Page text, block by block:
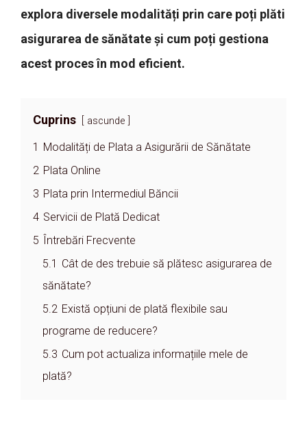
explora diversele modalități prin care poți plăti
asigurarea de sănătate și cum poți gestiona
acest proces în mod eficient.
Cuprins ascunde
1
Modalități de Plata a Asigurării de Sănătate
2 Plata Online
3 Plata prin Intermediul Băncii
4 Servicii de Plată Dedicat
5
Întrebări Frecvente
5.1 Cât de des trebuie să plătesc asigurarea de
sănătate?
5.2 Există opțiuni de plată flexibile sau
programe de reducere?
5.3 Cum pot actualiza informațiile mele de
plată?